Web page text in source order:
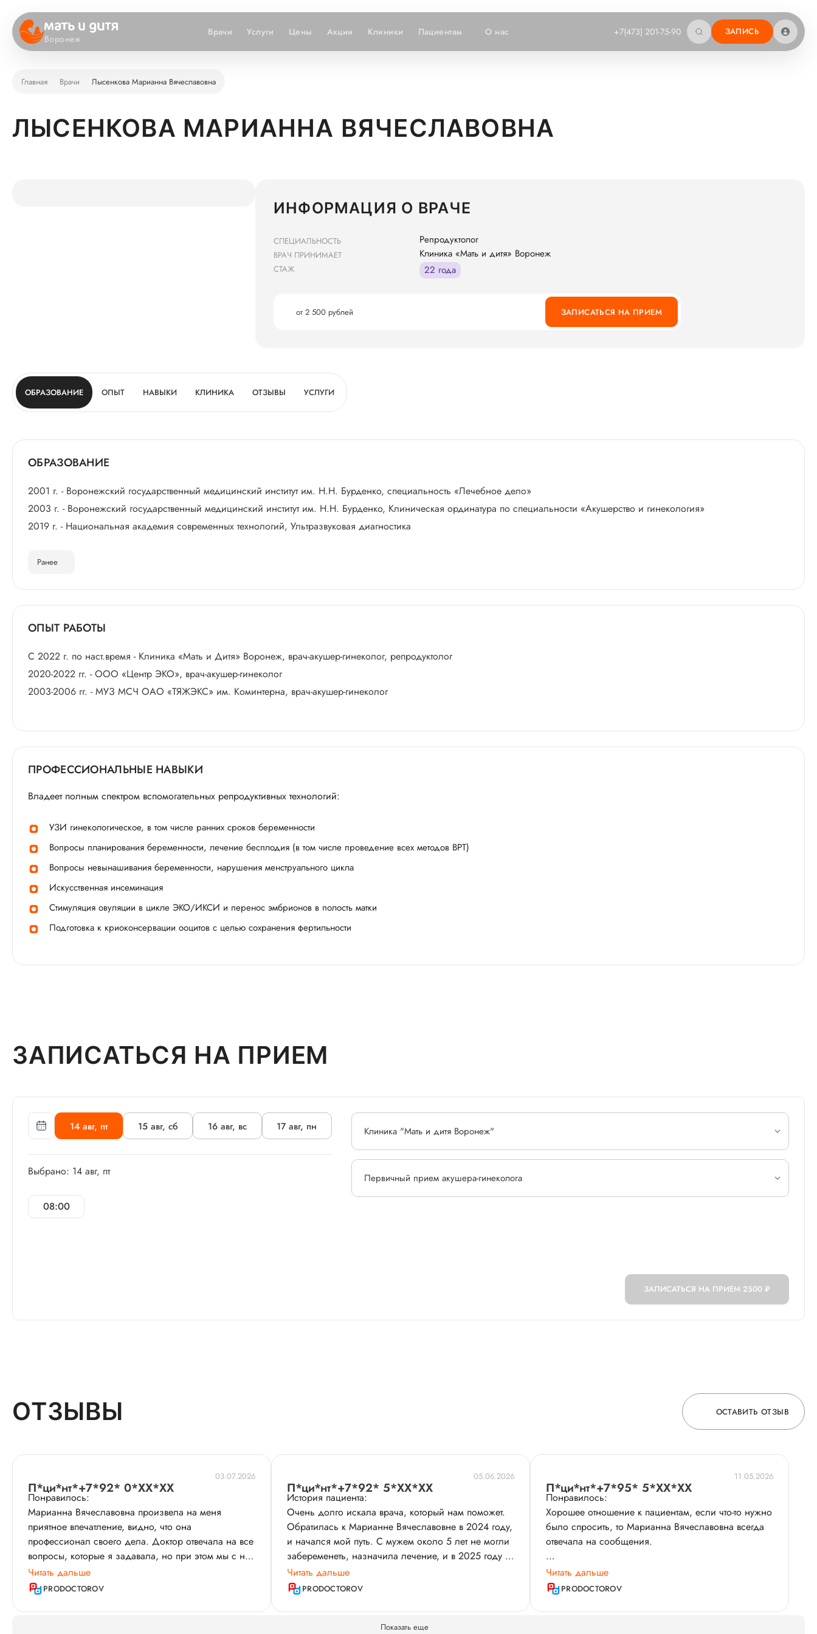
Воронеж
Врачи Услуги Цены Акции Клиники Пациентам О нас +7(473) 201-75-90 ЗАПИСЬ
Главная Врачи Лысенкова Марианна Вячеславовна
ЛЫСЕНКОВА МАРИАННА ВЯЧЕСЛАВОВНА
ИНФОРМАЦИЯ О ВРАЧЕ
СПЕЦИАЛЬНОСТЬ Репродуктолог
ВРАЧ ПРИНИМАЕТ Клиника «Мать и дитя» Воронеж
СТАЖ 22 года
от 2 500 рублей ЗАПИСАТЬСЯ НА ПРИЕМ
ОБРАЗОВАНИЕ ОПЫТ НАВЫКИ КЛИНИКА ОТЗЫВЫ УСЛУГИ
ОБРАЗОВАНИЕ
2001 г. - Воронежский государственный медицинский институт им. Н.Н. Бурденко, специальность «Лечебное дело»
2003 г. - Воронежский государственный медицинский институт им. Н.Н. Бурденко, Клиническая ординатура по специальности «Акушерство и гинекология»
2019 г. - Национальная академия современных технологий, Ультразвуковая диагностика
Ранее
ОПЫТ РАБОТЫ
С 2022 г. по наст.время - Клиника «Мать и Дитя» Воронеж, врач-акушер-гинеколог, репродуктолог
2020-2022 гг. - ООО «Центр ЭКО», врач-акушер-гинеколог
2003-2006 гг. - МУЗ МСЧ ОАО «ТЯЖЭКС» им. Коминтерна, врач-акушер-гинеколог
ПРОФЕССИОНАЛЬНЫЕ НАВЫКИ
Владеет полным спектром вспомогательных репродуктивных технологий:
УЗИ гинекологическое, в том числе ранних сроков беременности
Вопросы планирования беременности, лечение бесплодия (в том числе проведение всех методов ВРТ)
Вопросы невынашивания беременности, нарушения менструального цикла
Искусственная инсеминация
Стимуляция овуляции в цикле ЭКО/ИКСИ и перенос эмбрионов в полость матки
Подготовка к криоконсервации ооцитов с целью сохранения фертильности
ЗАПИСАТЬСЯ НА ПРИЕМ
14 авг, пт 15 авг, сб 16 авг, вс 17 авг, пн
Выбрано: 14 авг, пт
08:00
Клиника "Мать и дитя Воронеж"
Первичный прием акушера-гинеколога
ЗАПИСАТЬСЯ НА ПРИЕМ 2500 ₽
ОТЗЫВЫ ОСТАВИТЬ ОТЗЫВ
О ВРАЧЕ
ГОРЯЧАЯ ЛИНИЯ КАЧЕСТВА
03.07.2026
П*ци*нт*+7*92* 0*XX*XX
Понравилось:
Марианна Вячеславовна произвела на меня
приятное впечатление, видно, что она
профессионал своего дела. Доктор отвечала на все
вопросы, которые я задавала, но при этом мы с ней
не выходили за рамки УЗИ​, не проводилось какой-
то особой консультации, что мне, собственно, и не
было нужно. Проще говоря, специалист не
"грузила" меня какой-то лишней информацией, и
Читать дальше
PRODOCTOROV
05.06.2026
П*ци*нт*+7*92* 5*XX*XX
История пациента:
Очень долго искала врача, который нам поможет.
Обратилась к Марианне Вячеславовне в 2024 году,
и начался мой путь. С мужем около 5 лет не могли
забеременеть, назначила лечение, и в 2025 году я
забеременела долгожданным сыном, сейчас нам 8
месяцев. Бесконечно благодарна и счастлива, что
попала именно к ней.
Читать дальше
PRODOCTOROV
11.05.2026
П*ци*нт*+7*95* 5*XX*XX
Понравилось:
Хорошее отношение к пациентам, если что-то нужно
было спросить, то Марианна Вячеславовна всегда
отвечала на сообщения.
История пациента:
Мы обратились к Марианне Вячеславовне для
проведения ЭКО​, и это было лучшее решение! Она
- настоящий профессионал и очень чуткий,
Читать дальше
PRODOCTOROV
Показать еще